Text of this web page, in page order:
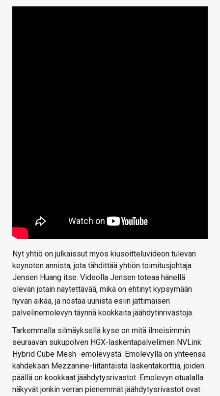
Nyt yhtiö on julkaissut myös kiusoitteluvideon tulevan
keynoten annista, jota tähdittää yhtiön toimitusjohtaja
Jensen Huang itse. Videolla Jensen toteaa hänellä
olevan jotain näytettävää, mikä on ehtinyt kypsymään
hyvän aikaa, ja nostaa uunista esiin jättimäisen
palvelinemolevyn täynnä kookkaita jäähdytinrivastoja.
Tarkemmalla silmäyksellä kyse on mitä ilmeisimmin
seuraavan sukupolven HGX-laskentapalvelimen NVLink
Hybrid Cube Mesh -emolevystä. Emolevyllä on yhteensä
kahdeksan Mezzanine-liitäntäistä laskentakorttia, joiden
päällä on kookkaat jäähdytysrivastot. Emolevyn etualalla
näkyvät jonkin verran pienemmät jäähdytysrivastot ovat